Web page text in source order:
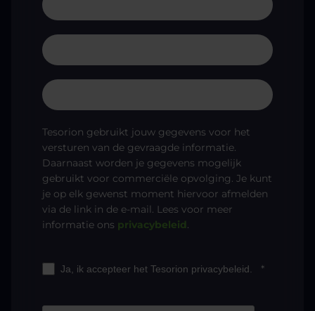
Tesorion gebruikt jouw gegevens voor het
versturen van de gevraagde informatie.
Daarnaast worden je gegevens mogelijk
gebruikt voor commerciële opvolging. Je kunt
je op elk gewenst moment hiervoor afmelden
via de link in de e-mail. Lees voor meer
informatie ons privacybeleid.
Ja, ik accepteer het Tesorion privacybeleid. *